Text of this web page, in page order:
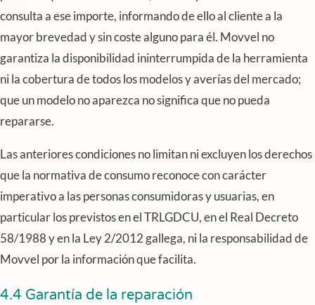
consulta a ese importe, informando de ello al cliente a la
mayor brevedad y sin coste alguno para él. Movvel no
garantiza la disponibilidad ininterrumpida de la herramienta
ni la cobertura de todos los modelos y averías del mercado;
que un modelo no aparezca no significa que no pueda
repararse.
Las anteriores condiciones no limitan ni excluyen los derechos
que la normativa de consumo reconoce con carácter
imperativo a las personas consumidoras y usuarias, en
particular los previstos en el TRLGDCU, en el Real Decreto
58/1988 y en la Ley 2/2012 gallega, ni la responsabilidad de
Movvel por la información que facilita.
4.4 Garantía de la reparación